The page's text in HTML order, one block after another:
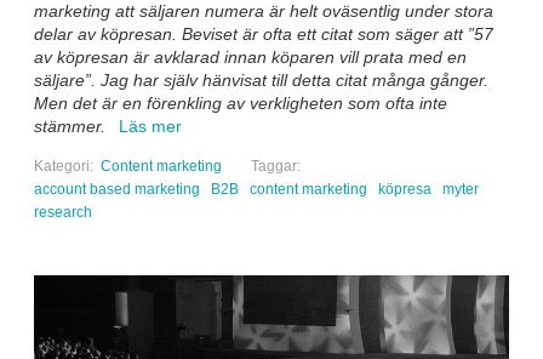
marketing att säljaren numera är helt oväsentlig under stora
delar av köpresan. Beviset är ofta ett citat som säger att ”57
av köpresan är avklarad innan köparen vill prata med en
säljare”. Jag har själv hänvisat till detta citat många gånger.
Men det är en förenkling av verkligheten som ofta inte
stämmer.
Läs mer
Kategori: Content marketing
Taggar:
account based marketing
B2B content marketing köpresa
myter
research